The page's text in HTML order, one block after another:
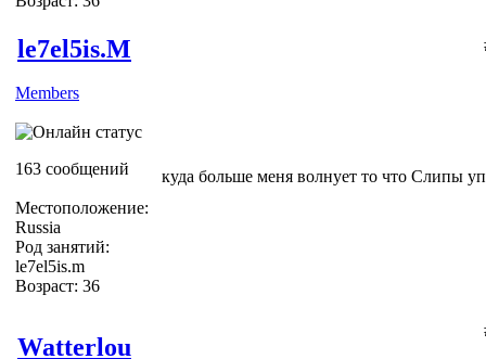
le7el5is.M
Members
163 сообщений
Местоположение:
Russia
Род занятий:
le7el5is.m
Возраст: 36
куда больше меня волнует то что Слипы
Watterlou